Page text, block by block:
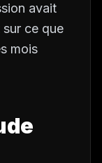
avait
ce que
mois